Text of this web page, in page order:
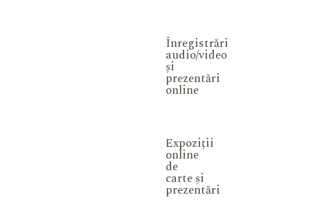
Înregistrări
audio/video
și
prezentări
online
Expoziții
online
de
carte și
prezentări